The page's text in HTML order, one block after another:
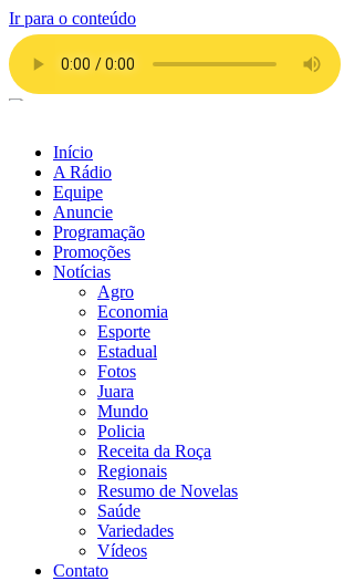
Ir para o conteúdo
Início
A Rádio
Equipe
Anuncie
Programação
Promoções
Notícias
Agro
Economia
Esporte
Estadual
Fotos
Juara
Mundo
Policia
Receita da Roça
Regionais
Resumo de Novelas
Saúde
Variedades
Vídeos
Contato